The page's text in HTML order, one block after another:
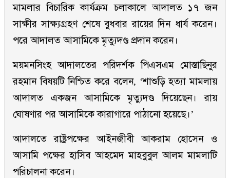
মামলার বিচারিক কার্যক্রম চলাকালে আদালত ১৭ জন
সাক্ষীর সাক্ষ্যগ্রহণ শেষে বুধবার রায়ের দিন ধার্য করেন।
পরে আদালত আসামিকে মৃত্যুদণ্ড প্রদান করেন।
ময়মনসিংহ আদালতের পরিদর্শক পিএসএম মোস্তাছিনুর
রহমান বিষয়টি নিশ্চিত করে বলেন, ‘শাশুড়ি হত্যা মামলায়
আদালত একজন আসামিকে মৃত্যুদণ্ড দিয়েছেন। রায়
ঘোষণার পর আসামিকে কারাগারে পাঠানো হয়েছে।’
আদালতে রাষ্ট্রপক্ষের আইনজীবী আকরাম হোসেন ও
আসামি পক্ষের হাসিব আহমেদ মাহবুবুল আলম মামলাটি
পরিচালনা করেন।